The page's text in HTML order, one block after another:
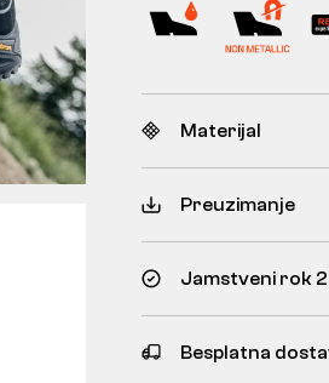
Materijal
Preuzimanje
Jamstveni rok
Besplatna